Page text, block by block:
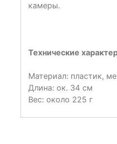
камеры.
Технические
Материал: пластик,
Длина: ок. 34 см
Вес: около 225 г